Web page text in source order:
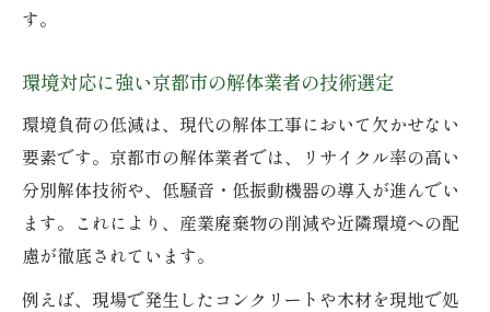
す。
環境対応に強い京都市の解体業者の技術選定
環境負荷の低減は、現代の解体工事において欠かせない
要素です。京都市の解体業者では、リサイクル率の高い
分別解体技術や、低騒音・低振動機器の導入が進んでい
ます。これにより、産業廃棄物の削減や近隣環境への配
慮が徹底されています。
例えば、現場で発生したコンクリートや木材を現地で処